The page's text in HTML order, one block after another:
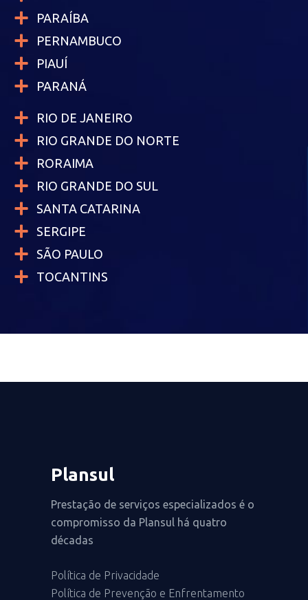
PARAÍBA
PERNAMBUCO
PIAUÍ
PARANÁ
RIO DE JANEIRO
RIO GRANDE DO NORTE
RORAIMA
RIO GRANDE DO SUL
SANTA CATARINA
SERGIPE
SÃO PAULO
TOCANTINS
Plansul
Prestação de serviços especializados é o
compromisso da Plansul há quatro
décadas
Política de Privacidade
Política de Prevenção e Enfrentamento